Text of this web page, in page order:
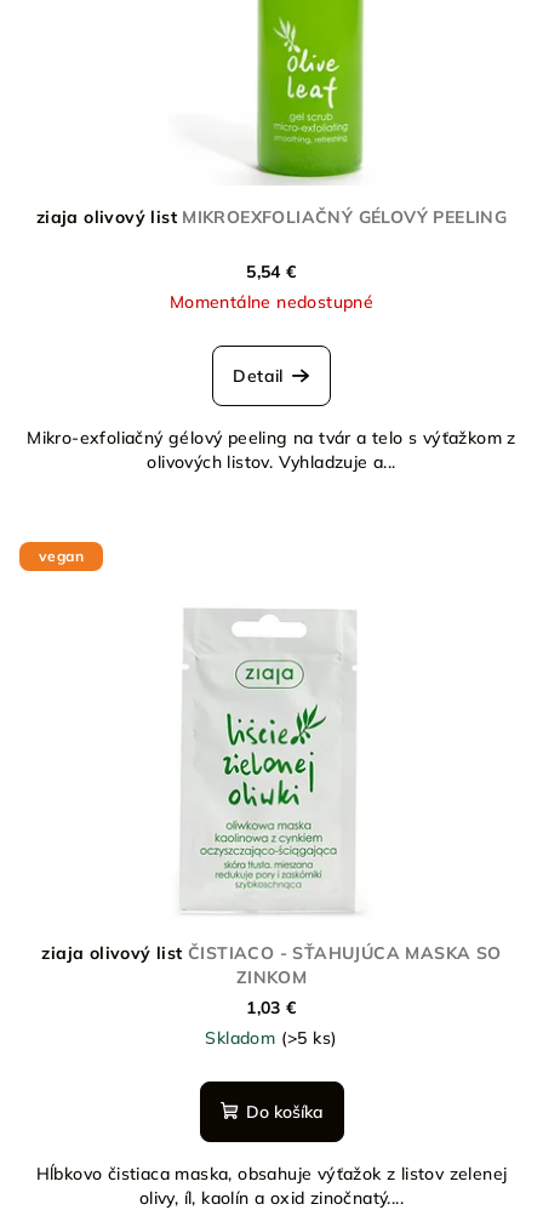
ziaja olivový list MIKROEXFOLIAČNÝ GÉLOVÝ PEELING
5,54 €
Momentálne nedostupné
Detail
Mikro-exfoliačný gélový peeling na tvár a telo s výťažkom z
olivových listov. Vyhladzuje a...
vegan
ziaja olivový list ČISTIACO - SŤAHUJÚCA MASKA SO
ZINKOM
1,03 €
Skladom (>5 ks)
Do košíka
Hĺbkovo čistiaca maska, obsahuje výťažok z listov zelenej
olivy, íl, kaolín a oxid zinočnatý....